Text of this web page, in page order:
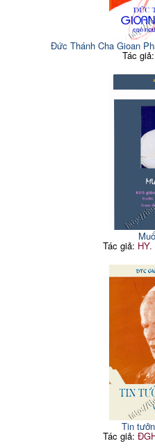
Đức Thánh Cha Gioan
Tác giả:
Tác giả:
Tin
Tác giả: